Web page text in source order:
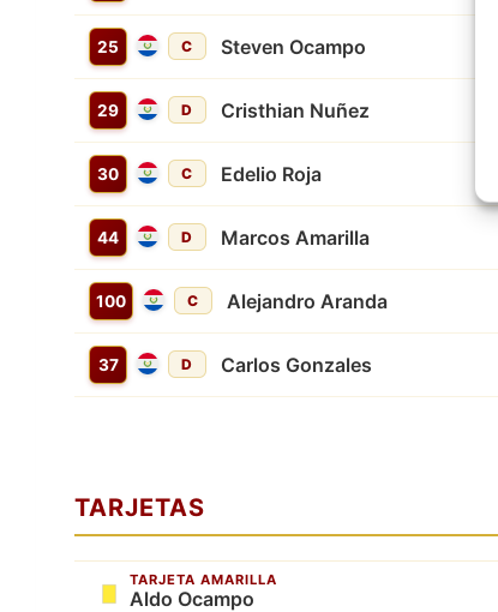
25 C Steven Ocampo
29 D Cristhian Nuñez
30 C Edelio Roja
44 D Marcos Amarilla
100 C Alejandro Aranda
37 D Carlos Gonzales
TARJETAS
TARJETA AMARILLA
Aldo Ocampo